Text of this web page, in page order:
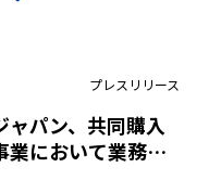
プレスリリース
ャパン、共同購入
業において業務提